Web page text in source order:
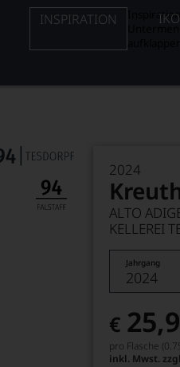
INSPIRATION
Inspiration
2024
ALTO
KELLEREI
Jahrgang
2024
€
pro Flasche
inkl. Mwst.